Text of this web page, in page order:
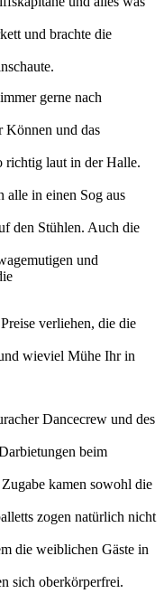
und brachte die
gerne nach
Können und das
richtig laut in der Halle.
alle in einen Sog aus
den Stühlen. Auch die
und
verliehen, die die
wieviel Mühe Ihr in
Dancecrew und des
beim
kamen sowohl die
zogen natürlich nicht
die weiblichen Gäste in
sich oberkörperfrei.